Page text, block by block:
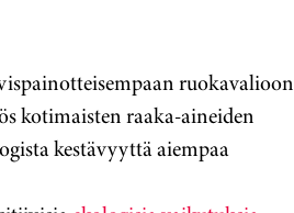
ruokavalioon
kotimaisten raaka-aineiden
kestävyyttä aiempaa